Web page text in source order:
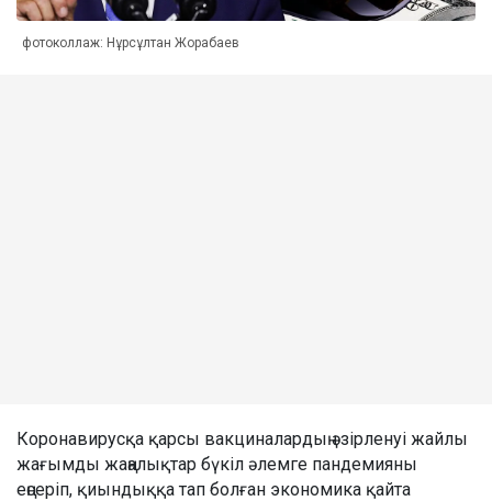
фотоколлаж: Нұрсұлтан Жорабаев
Коронавирусқа қарсы вакциналардың әзірленуі жайлы
жағымды жаңалықтар бүкіл әлемге пандемияны
еңсеріп, қиындыққа тап болған экономика қайта